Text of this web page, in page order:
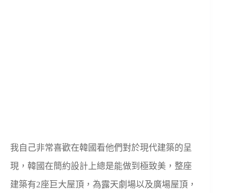
我自己非常喜歡在韓國看他們對於現代建築的呈
現，韓國在簡約設計上總是能做到極致美，整座
建築有2座巨大屋頂，為露天劇場以及廣場屋頂，